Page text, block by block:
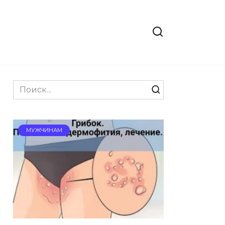
Search
for:
МУЖЧИНАМ